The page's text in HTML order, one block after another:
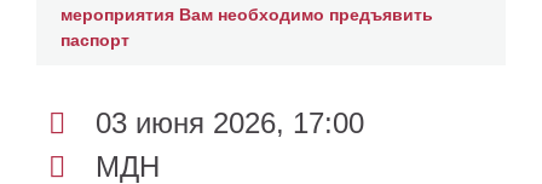
мероприятия Вам необходимо предъявить
паспорт
03 июня 2026, 17:00
МДН